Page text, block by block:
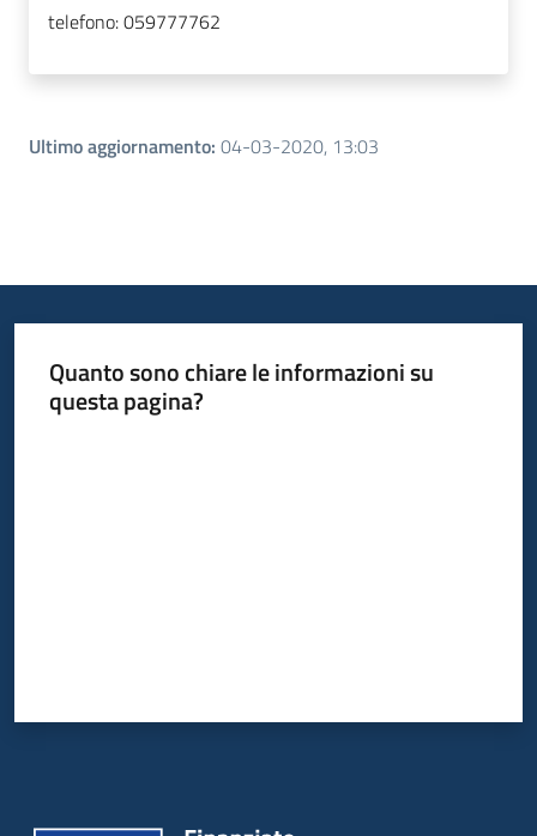
telefono:059777762
Ultimo aggiornamento: 04-03-2020, 13:03
Quanto sono chiare le informazioni su
questa pagina?